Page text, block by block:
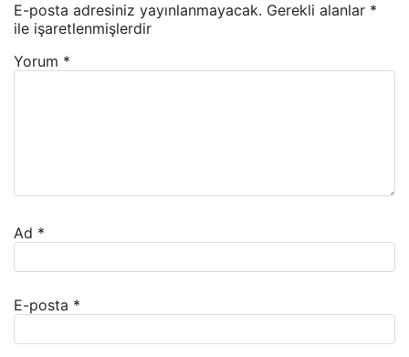
E-posta adresiniz yayınlanmayacak. Gerekli alanlar *
ile işaretlenmişlerdir
Yorum *
Ad *
E-posta *